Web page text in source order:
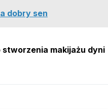
dobry sen
makijażu dyni